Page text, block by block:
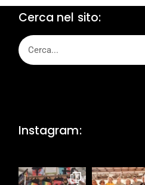
Cerca nel sito:
Instagram: